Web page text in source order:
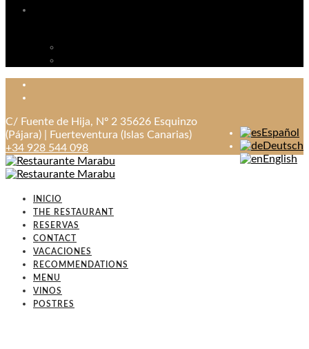
Español
Deutsch
English
C/ Fuente de Hija, Nº 2 35626 Esquinzo
(Pájara) | Fuerteventura (Islas Canarias)
+34 928 544 098
INICIO
THE RESTAURANT
RESERVAS
CONTACT
VACACIONES
RECOMMENDATIONS
MENU
VINOS
POSTRES